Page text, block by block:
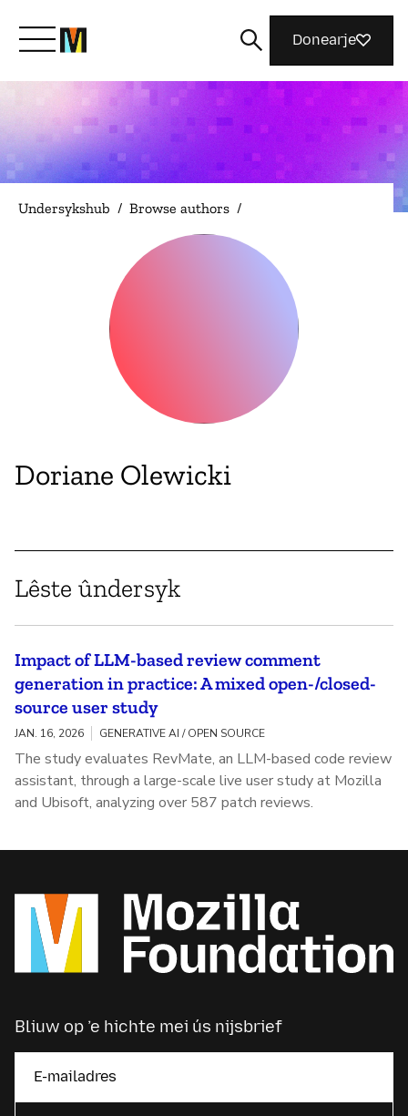
Kom yn ’e kunde mei Mozilla
Wat wy dogge
Magazine
Donearje
Undersykshub / Browse authors /
Doriane Olewicki
Lêste ûndersyk
Impact of LLM-based review comment
generation in practice: A mixed open-/closed-
source user study
JAN. 16, 2026 GENERATIVE AI / OPEN SOURCE
The study evaluates RevMate, an LLM-based code review
assistant, through a large-scale live user study at Mozilla
and Ubisoft, analyzing over 587 patch reviews.
Bliuw op ’e hichte mei ús nijsbrief